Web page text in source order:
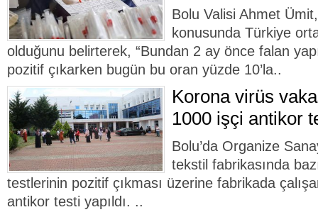
Bolu Valisi Ahmet
konusunda Türkiye
olduğunu belirterek, “Bundan 2 ay önce falan
pozitif çıkarken bugün bu oran yüzde 10’la..
Korona virüs
1000 işçi antikor
Bolu’da Organize
tekstil fabrikasında
testlerinin pozitif çıkması üzerine fabrikada
antikor testi yapıldı. ..